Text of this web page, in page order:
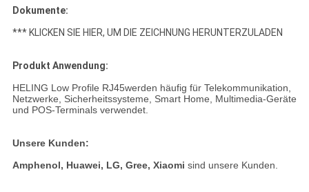
Dokumente:
*** KLICKEN SIE HIER, UM DIE ZEICHNUNG HERUNTERZULADEN
Produkt Anwendung:
HELING Low Profile RJ45werden häufig für Telekommunikation,
Netzwerke, Sicherheitssysteme, Smart Home, Multimedia-Geräte
und POS-Terminals verwendet.
Unsere Kunden:
Amphenol, Huawei, LG, Gree, Xiaomi sind unsere Kunden.